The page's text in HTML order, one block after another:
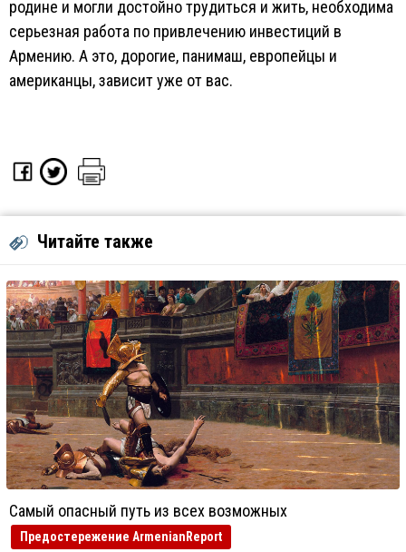
родине и могли достойно трудиться и жить, необходима
серьезная работа по привлечению инвестиций в
Армению. А это, дорогие, панимаш, европейцы и
американцы, зависит уже от вас.
Читайте также
Самый опасный путь из всех возможных
Предостережение ArmenianReport